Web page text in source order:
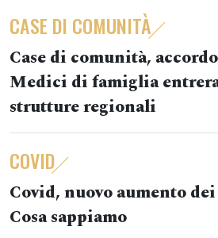
CASE DI COMUNITÀ
Case di comunità,
Medici di famiglia
strutture regionali
COVID
Covid, nuovo aumento
Cosa sappiamo